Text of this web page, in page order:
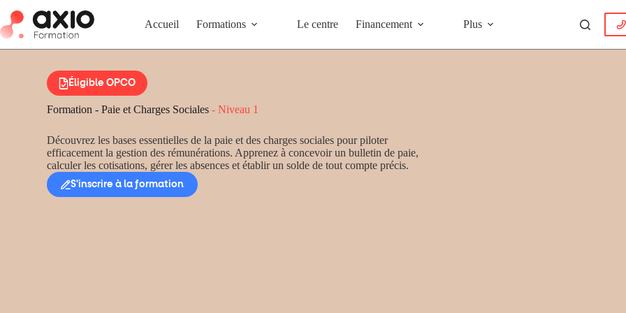
Accueil Formations Le centre Financement Plus
Éligible OPCO
Formation - Paie et Charges Sociales- Niveau 1
Découvrez les bases essentielles de la paie et des charges sociales pour piloter
efficacement la gestion des rémunérations. Apprenez à concevoir un bulletin de paie,
calculer les cotisations, gérer les absences et établir un solde de tout compte précis.
S'inscrire à la formation